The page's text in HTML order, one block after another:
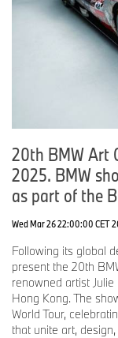
20th BMW Art
2025. BMW
as part of the
Wed Mar 26 22:00:00 CET
Following its global
present the 20th
renowned artist
Hong Kong. The
World Tour,
that unite art,